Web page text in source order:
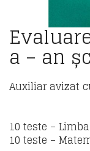
a – an
Auxiliar avizat
10 teste –
10 teste –